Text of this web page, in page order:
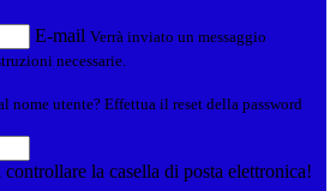
E-mail Verrà inviato un messaggio
necessarie.
nome utente? Effettua il reset della password
la casella di posta elettronica!